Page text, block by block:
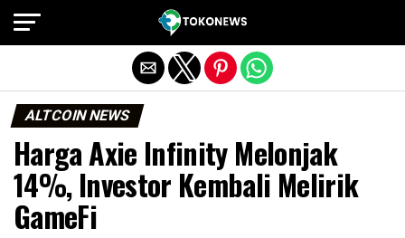
ALTCOIN NEWS
Harga Axie Infinity Melonjak
14%, Investor Kembali Melirik
GameFi
Exit mobile version